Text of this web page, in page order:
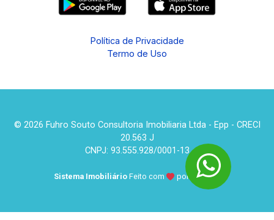
Política de Privacidade
Termo de Uso
© 2026 Fuhro Souto Consultoria Imobiliaria Ltda - Epp - CRECI
20.563 J
CNPJ: 93.555.928/0001-13
Sistema Imobiliário Feito com por KUROLE